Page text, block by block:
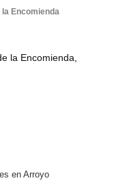
Encomienda
la Encomienda,
en Arroyo